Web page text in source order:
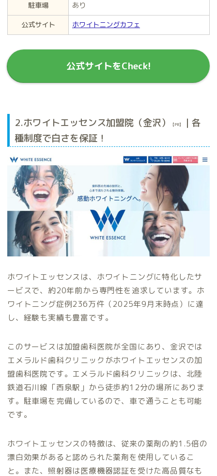
駐車場
あり
公式サイト
ホワイトニングカフェ
公式サイトをCheck!
2.ホワイトエッセンス加盟院（金沢） 【PR】
| 各
種制度で白さを保証！
ホワイトエッセンスは、ホワイトニングに特化したサ
ービスで、約20年前から専門性を追求しています。ホ
ワイトニング症例236万件（2025年9月末時点）に達
し、経験も実績も豊富です。
このサービスは加盟歯科医院が全国にあり、金沢では
エメラルド歯科クリニックがホワイトエッセンスの加
盟歯科医院です。エメラルド歯科クリニックは、北陸
鉄道石川線「西泉駅」から徒歩約12分の場所にありま
す。駐車場を完備しているので、車で通うことも可能
です。
ホワイトエッセンスの特徴は、従来の薬剤の約1.5倍の
漂白効果があると認められた薬剤を使用しているこ
と。また、照射器は医療機器認証を受けた高品質なも